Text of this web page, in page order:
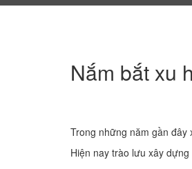
Nắm bắt xu
Trong những năm gần đây
Hiện nay trào lưu xây